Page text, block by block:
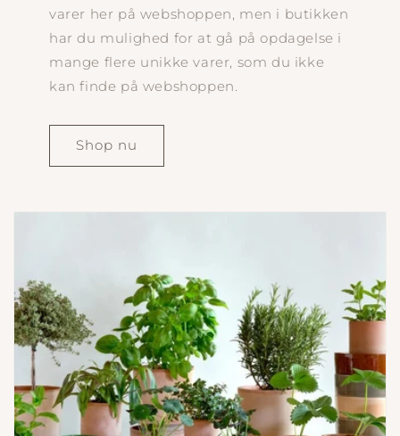
varer her på webshoppen, men i butikken
har du mulighed for at gå på opdagelse i
mange flere unikke varer, som du ikke
kan finde på webshoppen.
Shop nu